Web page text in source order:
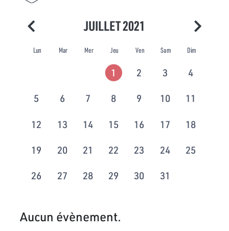
JUILLET 2021
Lun Mar Mer Jeu Ven Sam Dim
1 2 3 4
5 6 7 8 9 10 11
12 13 14 15 16 17 18
19 20 21 22 23 24 25
26 27 28 29 30 31
Aucun évènement.